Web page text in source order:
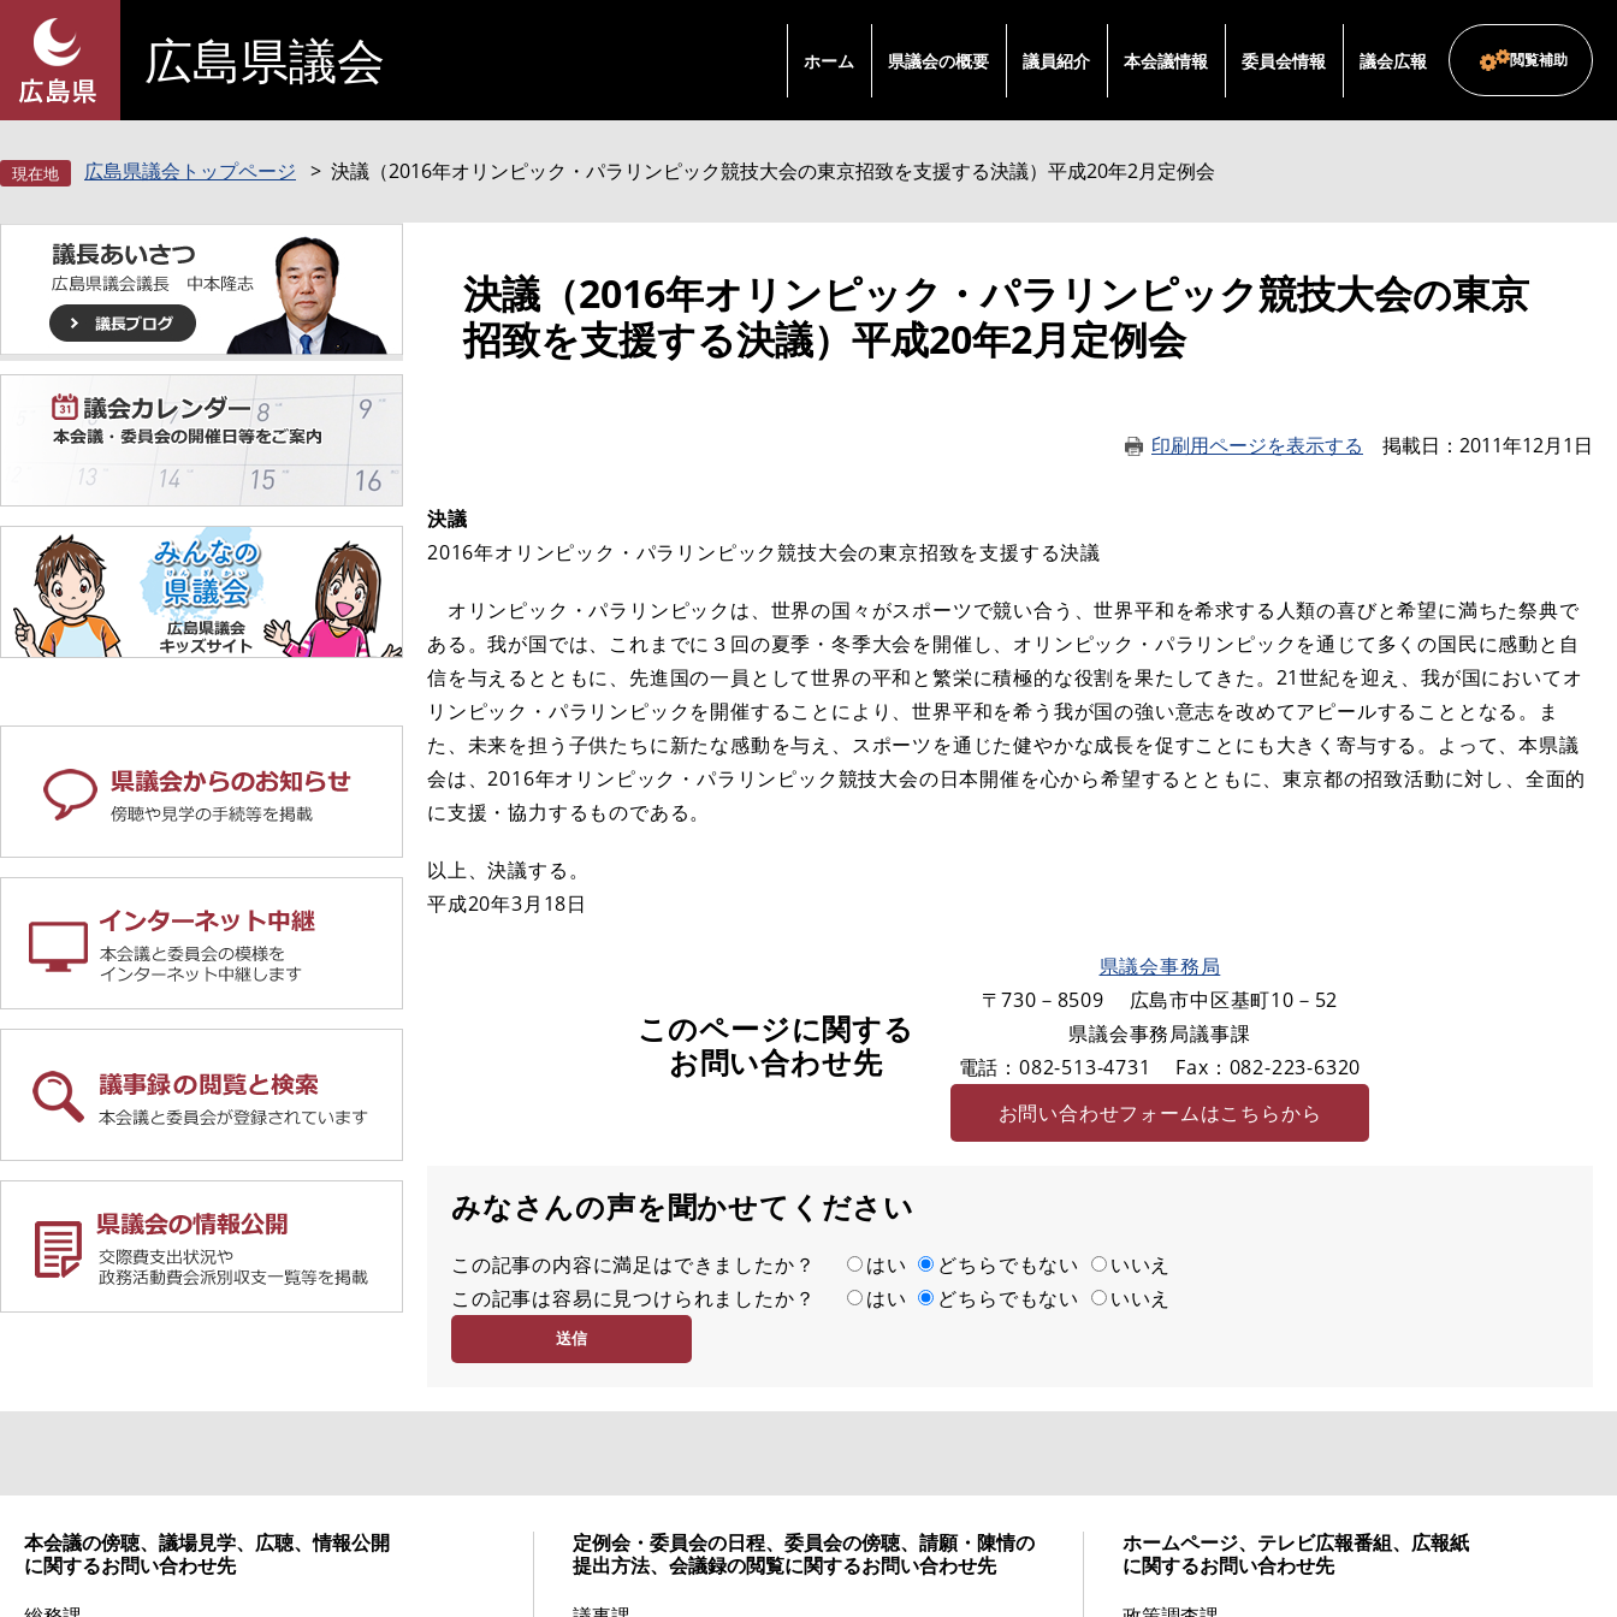
頭
で
飛
ば
広島県議会 ホーム 県議会の概要 議員紹介 本会議情報 委員会情報 議会広報 閲覧補助
広島県議会トップページ 決議（2016年オリンピック・パラリンピック競技大会の東京招致を支援する決議）平成20年2月定例会
決議（2016年オリンピック・パラリンピック競技大会の東京
招致を支援する決議）平成20年2月定例会
印刷用ページを表示する 掲載日 2011年12月1日
決議
2016年オリンピック・パラリンピック競技大会の東京招致を支援する決議
オリンピック・パラリンピックは、世界の国々がスポーツで競い合う、世界平和を希求する人類の喜びと希望に満ちた祭典で
ある。我が国では、これまでに３回の夏季・冬季大会を開催し、オリンピック・パラリンピックを通じて多くの国民に感動と自
信を与えるとともに、先進国の一員として世界の平和と繁栄に積極的な役割を果たしてきた。21世紀を迎え、我が国においてオ
リンピック・パラリンピックを開催することにより、世界平和を希う我が国の強い意志を改めてアピールすることとなる。ま
た、未来を担う子供たちに新たな感動を与え、スポーツを通じた健やかな成長を促すことにも大きく寄与する。よって、本県議
会は、2016年オリンピック・パラリンピック競技大会の日本開催を心から希望するとともに、東京都の招致活動に対し、全面的
に支援・協力するものである。
以上、決議する。
平成20年3月18日
このページに関する
お問い合わせ先
県議会事務局
〒730－8509
広島市中区基町10－52
県議会事務局議事課
電話：082-513-4731
Fax：082-223-6320
お問い合わせフォームはこちらから
みなさんの声を聞かせてください
満
足
この記事の内容に満足はできましたか？ はい どちらでもない
いいえ
容
度
この記事は容易に見つけられましたか？ はい どちらでもない いいえ
本会議の傍聴、議場見学、広聴、情報公開
に関するお問い合わせ先
定例会・委員会の日程、委員会の傍聴、請願・陳情の
提出方法、会議録の閲覧に関するお問い合わせ先
ホームページ、テレビ広報番組、広報紙
に関するお問い合わせ先